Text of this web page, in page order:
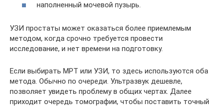
наполненный мочевой пузырь.
УЗИ простаты может оказаться более приемлемым
методом, когда срочно требуется провести
исследование, и нет времени на подготовку.
Если выбирать МРТ или УЗИ, то здесь используются оба
метода. Обычно по очереди. Ультразвук дешевле,
позволяет увидеть проблему в общих чертах. Далее
приходит очередь томографии, чтобы поставить точный